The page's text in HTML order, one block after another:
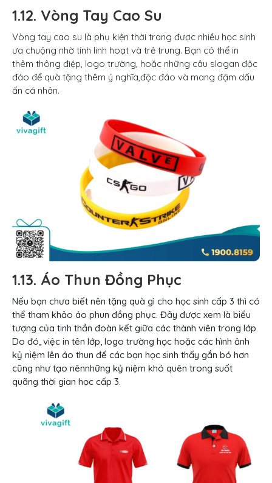
1.12. Vòng Tay Cao Su
Vòng tay cao su là phụ kiện thời trang được nhiều học sinh
ưa chuộng nhờ tính linh hoạt và trẻ trung. Bạn có thể in
thêm thông điệp, logo trường, hoặc những câu slogan độc
đáo để quà tặng thêm ý nghĩa,độc đáo và mang đậm dấu
ấn cá nhân.
1.13. Áo Thun Đồng Phục
Nếu bạn chưa biết nên tặng quà gì cho học sinh cấp 3 thì có
thể tham khảo áo phun đồng phục. Đây được xem là biểu
tượng của tinh thần đoàn kết giữa các thành viên trong lớp.
Do đó, việc in tên lớp, logo trường học hoặc các hình ảnh
kỷ niệm lên áo thun để các bạn học sinh thấy gắn bó hơn
cũng như tạo nênnhững kỷ niệm khó quên trong suốt
quãng thời gian học cấp 3.